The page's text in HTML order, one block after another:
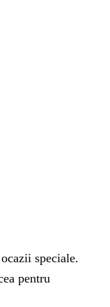
speciale.
pentru